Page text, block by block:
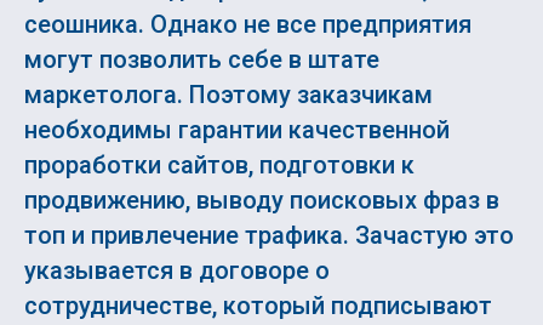
сеошника. Однако не все предприятия
могут позволить себе в штате
маркетолога. Поэтому заказчикам
необходимы гарантии качественной
проработки сайтов, подготовки к
продвижению, выводу поисковых фраз в
топ и привлечение трафика. Зачастую это
указывается в договоре о
сотрудничестве, который подписывают